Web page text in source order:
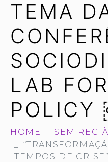
TEMA
LAB
POLICY
HOME
SEM
TEMPOS DE